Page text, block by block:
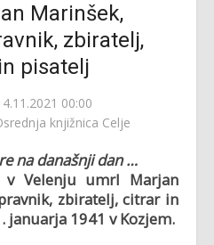
Marinšek,
zbiratelj,
pisatelj
00:00
knjižnica Celje
na današnji dan …
v Velenju umrl Marjan
zbiratelj, citrar in
januarja 1941 v Kozjem.